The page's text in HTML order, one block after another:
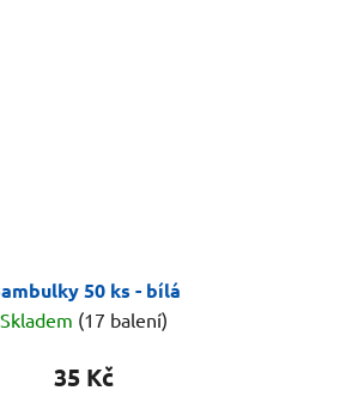
50 ks - bílá
Skladem (17 balení)
35 Kč